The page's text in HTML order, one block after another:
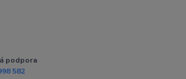
podpora
582